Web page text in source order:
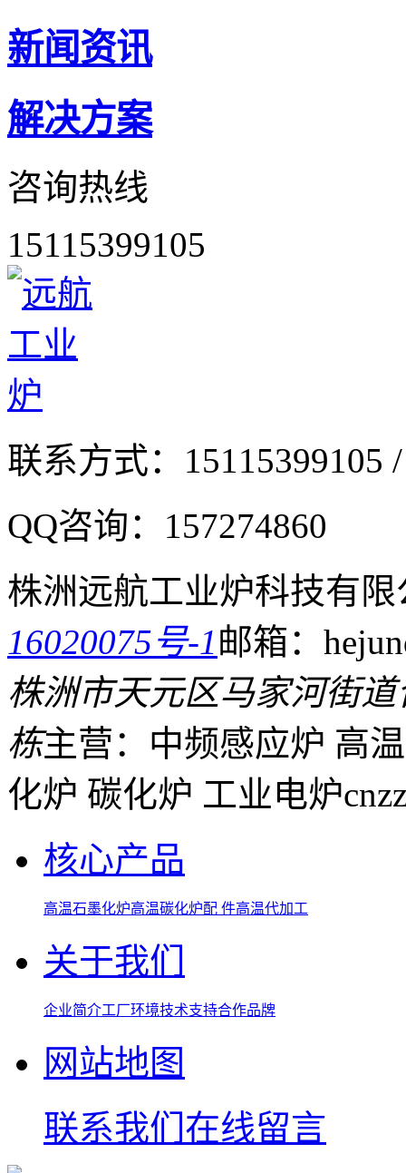
新闻资讯
解决方案
咨询热线
15115399105
联系方式： 15115399105
QQ咨询： 157274860
株洲远航工业炉科技有限
16020075号-1邮箱：
株洲市天元区马家河街
栋主营：中频感应炉 高
化炉 碳化炉 工业电炉
核心产品
高温石墨化炉高温碳化炉配 件高温代加工
关于我们
企业简介工厂环境技术支持合作品牌
网站地图
联系我们 在线留言